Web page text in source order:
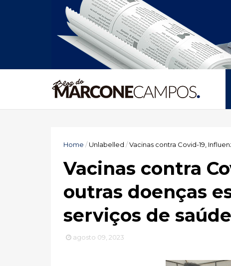
Home /Unlabelled /Vacinas contra Covid-19,
Vacinas contra
outras doenças
serviços de saúde
agosto 09, 2023